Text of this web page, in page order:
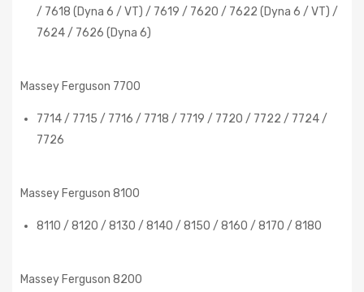
/ 7618 (Dyna 6 / VT) / 7619 / 7620 / 7622 (Dyna 6 / VT) /
7624 / 7626 (Dyna 6)
Massey Ferguson 7700
7714 / 7715 / 7716 / 7718 / 7719 / 7720 / 7722 / 7724 /
7726
Massey Ferguson 8100
8110 / 8120 / 8130 / 8140 / 8150 / 8160 / 8170 / 8180
Massey Ferguson 8200